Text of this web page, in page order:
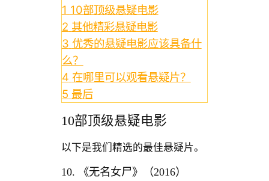
1 10部顶级悬疑电影
2 其他精彩悬疑电影
3 优秀的悬疑电影应该具备什
么？
4 在哪里可以观看悬疑片？
5 最后
10部顶级悬疑电影
以下是我们精选的最佳悬疑片。
10. 《无名女尸》（2016）